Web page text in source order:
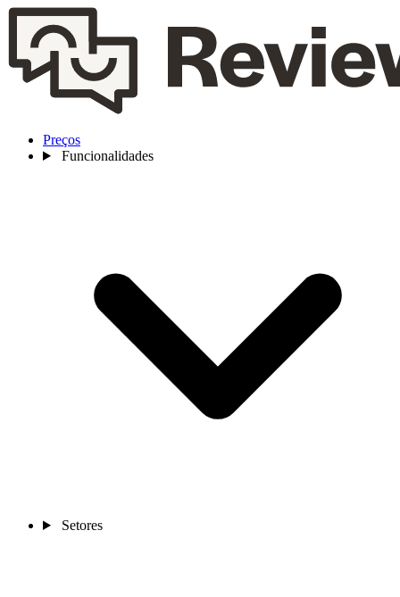
Preços
Funcionalidades
Setores